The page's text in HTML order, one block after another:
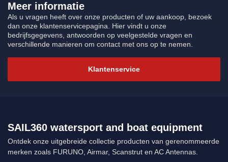
Meer informatie
Als u vragen heeft over onze producten of uw aankoop, bezoek
dan onze klantenservicepagina. Hier vindt u onze
bedrijfsgegevens, antwoorden op veelgestelde vragen en
verschillende manieren om contact met ons op te nemen.
Klantenservice
SAIL360 watersport and boat equipment
Ontdek onze uitgebreide collectie producten van gerenommeerde
merken zoals FURUNO, Airmar, Scanstrut en AC Antennas.